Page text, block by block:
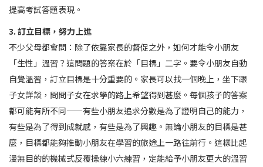
提高考試答題表現。
3. 訂立目標，努力上進
不少父母都會問：除了依靠家長的督促之外，如何才能令小朋友
「生性」溫習？這問題的答案在於「目標」二字。要令小朋友自動
自覺溫習，訂立目標是十分重要的。家長可以找一個晚上，坐下跟
子女詳談，問問子女在求學的路上希望得到甚麼。每個孩子的答案
都可能有所不同——有些小朋友追求分數是為了證明自己的能力，
有些是為了得到成就感，有些是為了興趣。無論小朋友的目標是甚
麼，目標都能夠推動小朋友在學習的旅途上一路往前行。這樣比起
漫無目的的機械式反覆操練小六練習，定能給予小朋友更大的溫習